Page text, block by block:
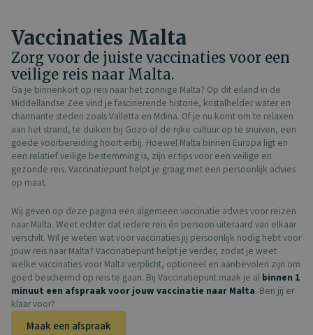
Vaccinaties Malta
Zorg voor de juiste vaccinaties voor een
veilige reis naar Malta.
Ga je binnenkort op reis naar het zonnige Malta? Op dit eiland in de
Middellandse Zee vind je fascinerende historie, kristalhelder water en
charmante steden zoals Valletta en Mdina. Of je nu komt om te relaxen
aan het strand, te duiken bij Gozo of de rijke cultuur op te snuiven, een
goede voorbereiding hoort erbij. Hoewel Malta binnen Europa ligt en
een relatief veilige bestemming is, zijn er tips voor een veilige en
gezonde reis. Vaccinatiepunt helpt je graag met een persoonlijk advies
op maat.
Wij geven op deze pagina een algemeen vaccinatie advies voor reizen
naar Malta. Weet echter dat iedere reis én persoon uiteraard van elkaar
verschilt. Wil je weten wat voor vaccinaties jij persoonlijk nodig hebt voor
jouw reis naar Malta? Vaccinatiepunt helpt je verder, zodat je weet
welke vaccinaties voor Malta verplicht, optioneel en aanbevolen zijn om
goed beschermd op reis te gaan. Bij Vaccinatiepunt maak je al binnen 1
minuut een afspraakvoor jouw vaccinatie naar Malta. Ben jij er
klaar voor?
Maak een afspraak